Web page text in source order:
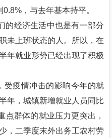
，与去年基本持平。
的经济生活中也是有一部分
未上班状态的人。所以，在
年就业形势已经出现了积极
受疫情冲击的影响今年的就
年，城镇新增就业人员同比
点群体的就业压力更突出，
，二季度末外出务工农村劳